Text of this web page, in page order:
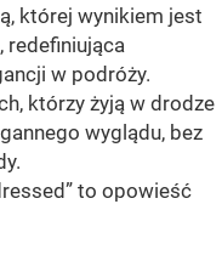
której wynikiem jest
redefiniująca
w podróży.
którzy żyją w drodze
wyglądu, bez
to opowieść